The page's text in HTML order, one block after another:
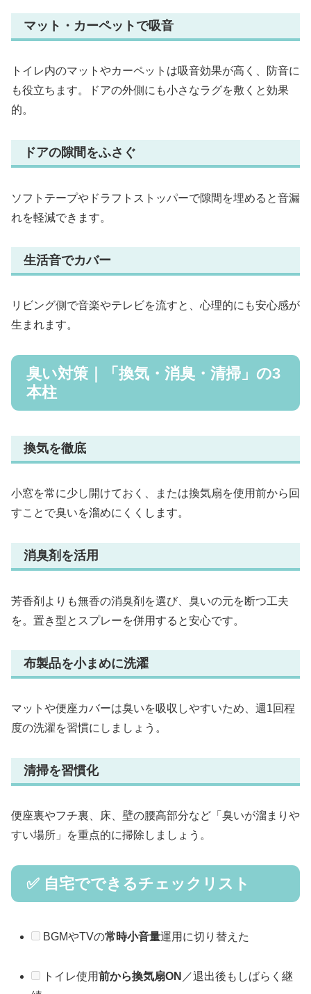
マット・カーペットで吸音
トイレ内のマットやカーペットは吸音効果が高く、防音に
も役立ちます。ドアの外側にも小さなラグを敷くと効果
的。
ドアの隙間をふさぐ
ソフトテープやドラフトストッパーで隙間を埋めると音漏
れを軽減できます。
生活音でカバー
リビング側で音楽やテレビを流すと、心理的にも安心感が
生まれます。
臭い対策｜「換気・消臭・清掃」の3
本柱
換気を徹底
小窓を常に少し開けておく、または換気扇を使用前から回
すことで臭いを溜めにくくします。
消臭剤を活用
芳香剤よりも無香の消臭剤を選び、臭いの元を断つ工夫
を。置き型とスプレーを併用すると安心です。
布製品を小まめに洗濯
マットや便座カバーは臭いを吸収しやすいため、週1回程
度の洗濯を習慣にしましょう。
清掃を習慣化
便座裏やフチ裏、床、壁の腰高部分など「臭いが溜まりや
すい場所」を重点的に掃除しましょう。
✅ 自宅でできるチェックリスト
BGMやTVの常時小音量運用に切り替えた
トイレ使用前から換気扇ON ／退出後もしばらく継